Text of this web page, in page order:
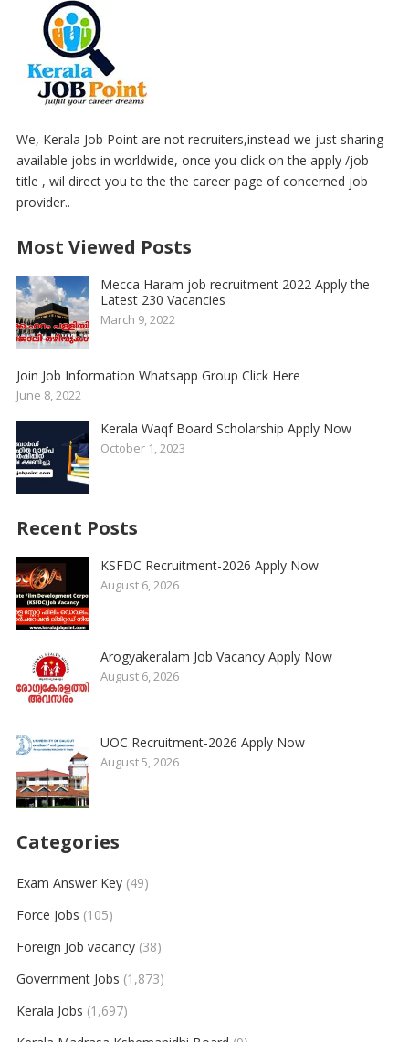
We, Kerala Job Point are not recruiters,instead we just sharing
available jobs in worldwide, once you click on the apply /job
title , wil direct you to the the career page of concerned job
provider..
Most Viewed Posts
Mecca Haram job recruitment 2022 Apply the
Latest 230 Vacancies
March 9, 2022
Join Job Information Whatsapp Group Click Here
June 8, 2022
Kerala Waqf Board Scholarship Apply Now
October 1, 2023
Recent Posts
KSFDC Recruitment-2026 Apply Now
August 6, 2026
Arogyakeralam Job Vacancy Apply Now
August 6, 2026
UOC Recruitment-2026 Apply Now
August 5, 2026
Categories
Exam Answer Key(49)
Force Jobs (105)
Foreign Job vacancy(38)
Government Jobs (1,873)
Kerala Jobs (1,697)